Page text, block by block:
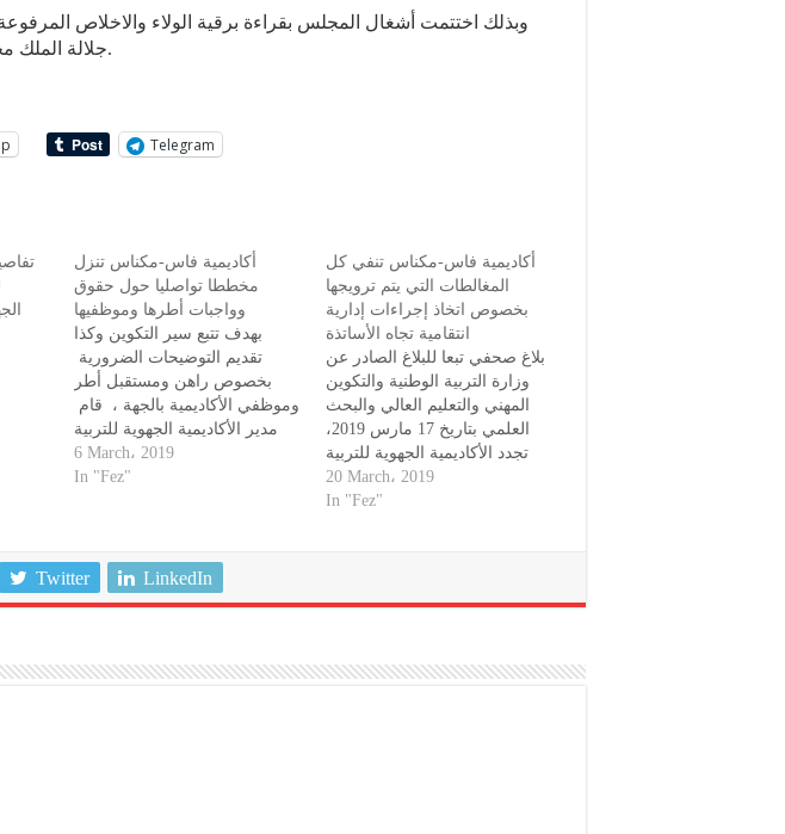
وبذلك اختتمت أشغال المجلس بقراءة برقية الولاء والاخلاص المرفوعة
جلالة الملك محمد السادس نصره الله.
Telegram
أكاديمية فاس-مكناس تنزل
مخططا تواصليا حول حقوق
وواجبات أطرها وموظفيها
بهدف تتبع سير التكوين وكذا
تقديم التوضيحات الضرورية
بخصوص راهن ومستقبل أطر
وموظفي الأكاديمية بالجهة ، قام
مدير الأكاديمية الجهوية للتربية
والتكوين لجهة فاس مكناس أمس
رفقة رئيس مصلحة التواصل
التربية والتكوين بفاس وخلال
هذه الزيارة …
6 March، 2019
In "Fez"
أكاديمية فاس-مكناس تنفي كل
المغالطات التي يتم ترويجها
بخصوص اتخاذ إجراءات إدارية
انتقامية تجاه الأساتذة
بلاغ صحفي تبعا للبلاغ الصادر عن
وزارة التربية الوطنية والتكوين
المهني والتعليم العالي والبحث
العلمي بتاريخ 17 مارس 2019،
تجدد الأكاديمية الجهوية للتربية
والتكوين لجهة فاس مكناس
تأكيدها على أن الحكومة عملت
20 March، 2019
In "Fez"
Twitter LinkedIn